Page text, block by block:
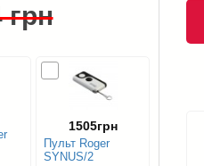
грн
Пульт Roger
SYNUS/2
1505грн